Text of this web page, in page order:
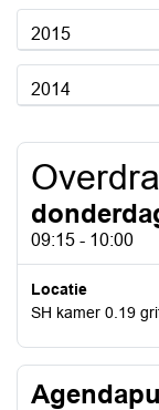
2015
2014
09:15 - 10:00
Locatie
SH kamer 0.19